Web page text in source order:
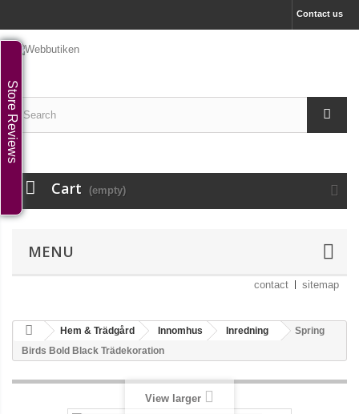
Contact us
Cart (empty)
MENU
contact sitemap
Hem & Trädgård Innomhus Inredning
Spring
Birds Bold Black Trädekoration
View larger
Store Reviews